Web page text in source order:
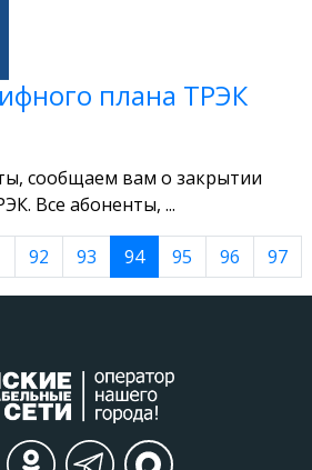
плана ТРЭК
сообщаем вам о закрытии
Все абоненты, ...
92 93 94 95 96 97